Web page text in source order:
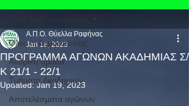
Όλες οι δημοσιεύσεις
Ανδρική ομάδα
Τμήματα Ακαδημιών
Αποτελέσματα αγώνων
ΠΡΟΓΡΑΜΜΑ ΑΓΩΝΩΝ ΑΚΑΔΗΜΙΑΣ Σ/
Κ 21/1 - 22/1
Α.Π.Ο. Θύελλα Ραφήνας
Jan 18, 2023
Updated:Jan 19, 2023